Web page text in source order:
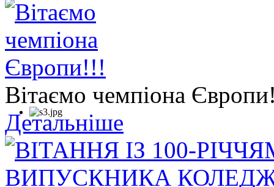
Вітаємо чемпіона
Детальніше